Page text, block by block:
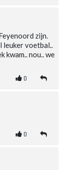
zijn.
leuker voetbal..
kwam.. nou.. we
0
0